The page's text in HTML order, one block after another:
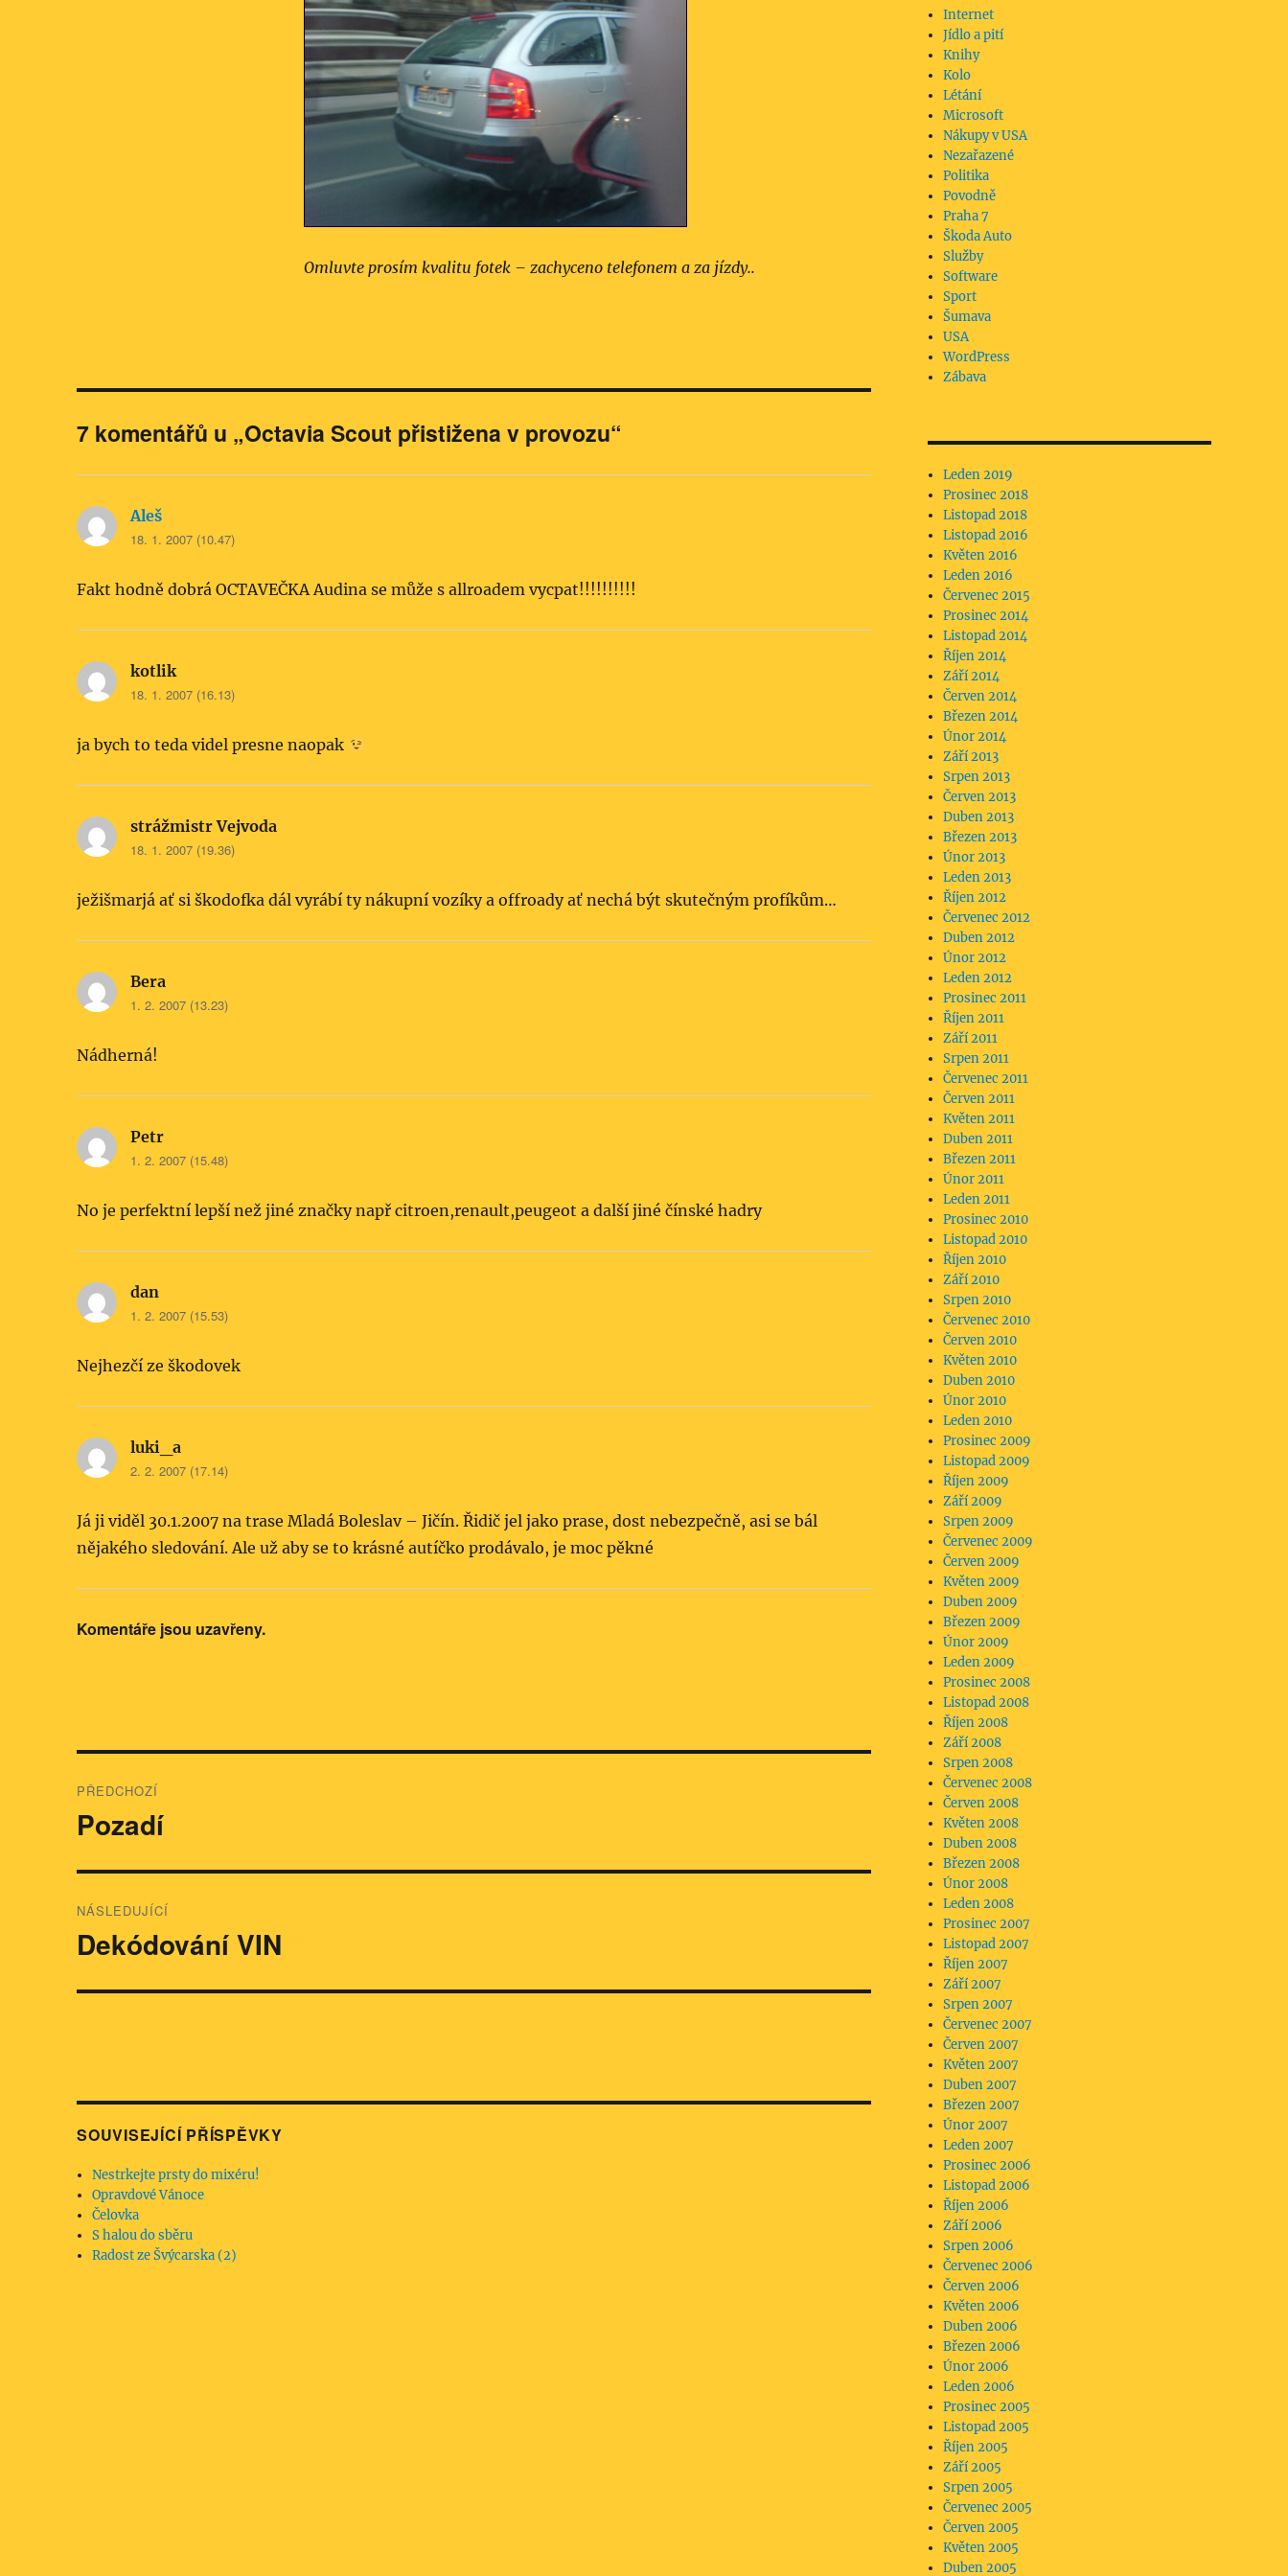
Omluvte prosím kvalitu fotek – zachyceno telefonem a za jízdy..
7 komentářů u „Octavia Scout přistižena v provozu“
Aleš
18. 1. 2007 (10.47)
Fakt hodně dobrá OCTAVEČKA Audina se může s allroadem vycpat!!!!!!!!!!
kotliknapsal:
18. 1. 2007 (16.13)
ja bych to teda videl presne naopak
strážmistr Vejvoda
18. 1. 2007 (19.36)
ježišmarjá ať si škodofka dál vyrábí ty nákupní vozíky a offroady ať nechá být skutečným profíkům…
Bera
1. 2. 2007 (13.23)
Nádherná!
Petr
1. 2. 2007 (15.48)
No je perfektní lepší než jiné značky např citroen,renault,peugeot a další jiné čínské hadry
dan
1. 2. 2007 (15.53)
Nejhezčí ze škodovek
luki_a
2. 2. 2007 (17.14)
Já ji viděl 30.1.2007 na trase Mladá Boleslav – Jičín. Řidič jel jako prase, dost nebezpečně, asi se bál
nějakého sledování. Ale už aby se to krásné autíčko prodávalo, je moc pěkné
Komentáře jsou uzavřeny.
pro
PŘEDCHOZÍ
Předchozí
Pozadí
NÁSLEDUJÍCÍ
Následující
Dekódování VIN
SOUVISEJÍCÍ PŘÍSPĚVKY
Nestrkejte prsty do mixéru!
Opravdové Vánoce
Čelovka
S halou do sběru
Radost ze Švýcarska (2)
Internet
Jídlo a pití
Knihy
Kolo
Létání
Microsoft
Nákupy v USA
Nezařazené
Politika
Povodně
Praha 7
Škoda Auto
Služby
Software
Sport
Šumava
USA
WordPress
Zábava
Leden 2019
Prosinec 2018
Listopad 2018
Listopad 2016
Květen 2016
Leden 2016
Červenec 2015
Prosinec 2014
Listopad 2014
Říjen 2014
Září 2014
Červen 2014
Březen 2014
Únor 2014
Září 2013
Srpen 2013
Červen 2013
Duben 2013
Březen 2013
Únor 2013
Leden 2013
Říjen 2012
Červenec 2012
Duben 2012
Únor 2012
Leden 2012
Prosinec 2011
Říjen 2011
Září 2011
Srpen 2011
Červenec 2011
Červen 2011
Květen 2011
Duben 2011
Březen 2011
Únor 2011
Leden 2011
Prosinec 2010
Listopad 2010
Říjen 2010
Září 2010
Srpen 2010
Červenec 2010
Červen 2010
Květen 2010
Duben 2010
Únor 2010
Leden 2010
Prosinec 2009
Listopad 2009
Říjen 2009
Září 2009
Srpen 2009
Červenec 2009
Červen 2009
Květen 2009
Duben 2009
Březen 2009
Únor 2009
Leden 2009
Prosinec 2008
Listopad 2008
Říjen 2008
Září 2008
Srpen 2008
Červenec 2008
Červen 2008
Květen 2008
Duben 2008
Březen 2008
Únor 2008
Leden 2008
Prosinec 2007
Listopad 2007
Říjen 2007
Září 2007
Srpen 2007
Červenec 2007
Červen 2007
Květen 2007
Duben 2007
Březen 2007
Únor 2007
Leden 2007
Prosinec 2006
Listopad 2006
Říjen 2006
Září 2006
Srpen 2006
Červenec 2006
Červen 2006
Květen 2006
Duben 2006
Březen 2006
Únor 2006
Leden 2006
Prosinec 2005
Listopad 2005
Říjen 2005
Září 2005
Srpen 2005
Červenec 2005
Červen 2005
Květen 2005
Duben 2005